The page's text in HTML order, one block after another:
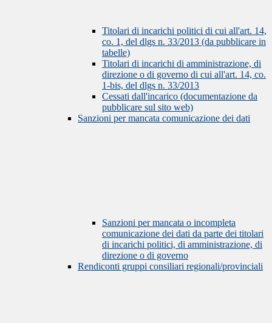
Titolari di incarichi politici di cui all'art. 14,
co. 1, del dlgs n. 33/2013 (da pubblicare in
tabelle)
Titolari di incarichi di amministrazione, di
direzione o di governo di cui all'art. 14, co.
1-bis, del dlgs n. 33/2013
Cessati dall'incarico (documentazione da
pubblicare sul sito web)
Sanzioni per mancata comunicazione dei dati
Sanzioni per mancata o incompleta
comunicazione dei dati da parte dei titolari
di incarichi politici, di amministrazione, di
direzione o di governo
Rendiconti gruppi consiliari regionali/provinciali